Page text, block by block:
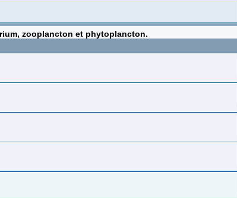
zooplancton et phytoplancton.